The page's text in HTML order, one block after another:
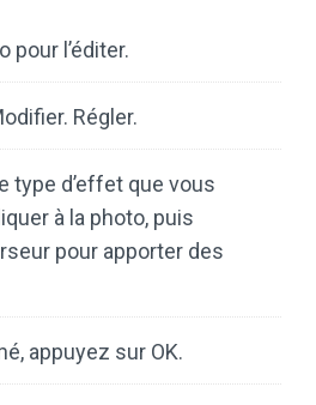
pour l’éditer.
Régler.
type d’effet que vous
à la photo, puis
pour apporter des
appuyez sur OK.